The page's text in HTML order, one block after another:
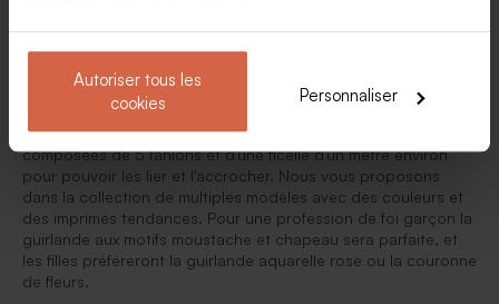
Autoriser tous les
cookies
Personnaliser
Les guirlandes fanion sont plutôt originales par leur format, et
vous pourrez les harmoniser avec l'ensemble de votre déco en
choisissant la couleur de votre choix. Nos guirlandes sont
composées de 5 fanions et d'une ficelle d'un mètre environ
pour pouvoir les lier et l'accrocher. Nous vous proposons
dans la collection de multiples modèles avec des couleurs et
des imprimés tendances. Pour une profession de foi garçon la
guirlande aux motifs moustache et chapeau sera parfaite, et
les filles préféreront la guirlande aquarelle rose ou la couronne
de fleurs.